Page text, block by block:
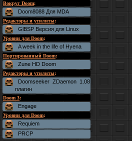
Вокруг Doom:
Doom8088 Для MDA
Редакторы и утилиты:
GlBSP Версия для Linux
Уровни для Doom:
A week in the life of Hyena
Портированный Doom:
Zune HD Doom
Редакторы и утилиты:
Doomseeker ZDaemon 1.08
плагин
Doom 3:
Engage
Уровни для Doom:
Requiem
PRCP